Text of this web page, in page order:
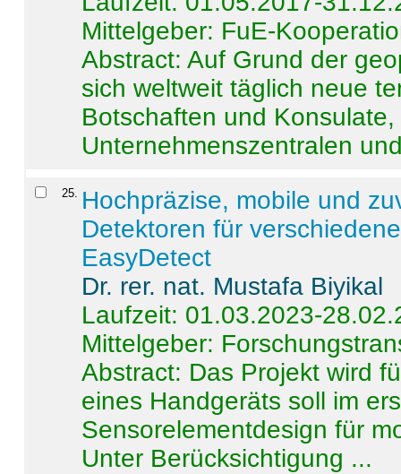
Mittelgeber: FuE-
Abstract:Auf Grund der
sich weltweit täglich neue
Botschaften und
Unternehmenszentralen
25. Hochpräzise, mobile und
Detektoren für
EasyDetect
Dr. rer. nat. Mustafa Biyikal
Laufzeit: 01.03.2023-
Mittelgeber:
Abstract: Das Projekt wird
eines Handgeräts soll im
Sensorelementdesign für
Unter Berücksichtigung ...